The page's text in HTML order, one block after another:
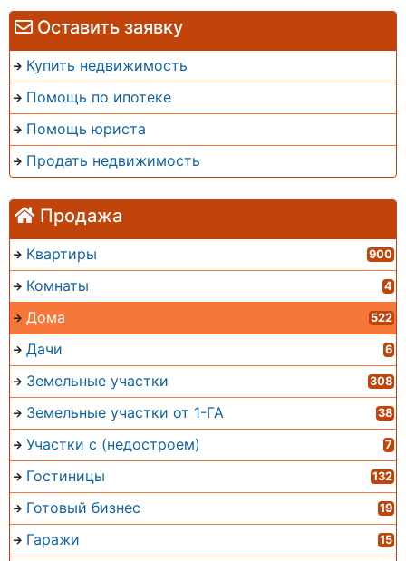
Оставить заявку
Купить недвижимость
Помощь по ипотеке
Помощь юриста
Продать недвижимость
Продажа
Квартиры 900
Комнаты 4
Дома 522
Дачи 6
Земельные участки 308
Земельные участки от 1-ГА 38
Участки с (недостроем) 7
Гостиницы 132
Готовый бизнес 19
Гаражи 15